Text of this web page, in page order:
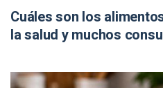
Cuáles son los
la salud y muchos